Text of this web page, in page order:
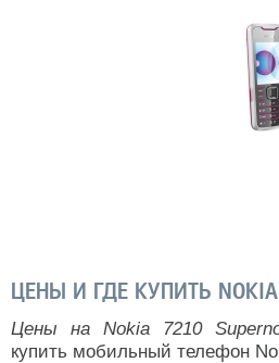
ЦЕНЫ И ГДЕ КУПИТЬ NOKIA
Цены на Nokia 7210
купить мобильный телефон